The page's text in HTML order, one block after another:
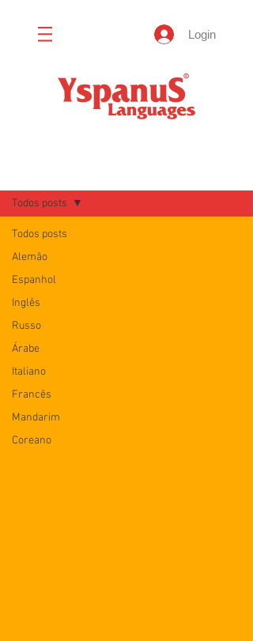
Login
Todos posts
Alemão
Espanhol
Inglês
Russo
Árabe
Italiano
Francês
Mandarim
Coreano
Todos posts